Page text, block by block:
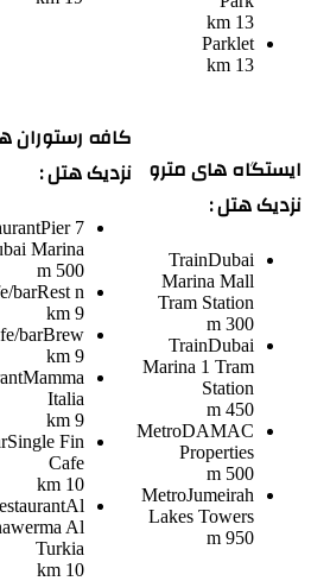
13 km
Parklet
13 km
ایستگاه های مترو
نزدیک هتل :
TrainDubai
Marina Mall
Tram Station
300 m
TrainDubai
Marina 1 Tram
Station
450 m
MetroDAMAC
Properties
500 m
MetroJumeirah
Lakes Towers
950 m
کافه رستوران
نزدیک هتل :
Pier 7
Marina
500 m
barRest n
9 km
barBrew
9 km
Mamma
Italia
9 km
Single Fin
Cafe
10 km
Al
Al
Turkia
10 km